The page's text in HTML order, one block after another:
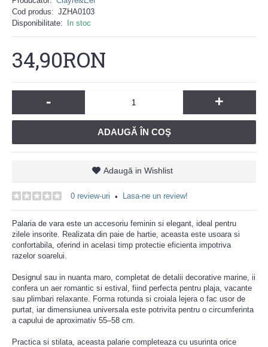
Cod produs: JZHA0103
Disponibilitate:
In stoc
34,90RON
- +
ADAUGĂ ÎN COŞ
Adaugă in Wishlist
0 review-uri • Lasa-ne un review!
Palaria de vara este un accesoriu feminin si elegant, ideal pentru
zilele insorite. Realizata din paie de hartie, aceasta este usoara si
confortabila, oferind in acelasi timp protectie eficienta impotriva
razelor soarelui.
Designul sau in nuanta maro, completat de detalii decorative marine, ii
confera un aer romantic si estival, fiind perfecta pentru plaja, vacante
sau plimbari relaxante. Forma rotunda si croiala lejera o fac usor de
purtat, iar dimensiunea universala este potrivita pentru o circumferinta
a capului de aproximativ 55–58 cm.
Practica si stilata, aceasta palarie completeaza cu usurinta orice